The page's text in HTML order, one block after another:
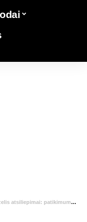
patikimumas, sąnaudos, problemos